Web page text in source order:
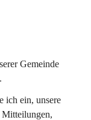
Gemeinde
ich ein, unsere